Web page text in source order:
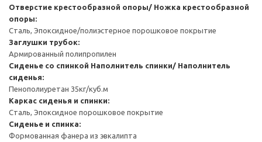
Отверстие крестообразной опоры/ Ножка крестообразной
опоры:
Сталь, Эпоксидное/полиэстерное порошковое покрытие
Заглушки трубок:
Армированный полипропилен
Сиденье со спинкой Наполнитель спинки/ Наполнитель
сиденья:
Пенополиуретан 35кг/куб.м
Каркас сиденья и спинки:
Сталь, Эпоксидное порошковое покрытие
Сиденье и спинка:
Формованная фанера из эвкалипта